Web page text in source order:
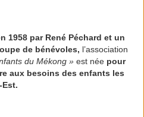
1958 par René Péchard et un
de bénévoles, l’association
du Mékong » est née pour
aux besoins des enfants les
Est.